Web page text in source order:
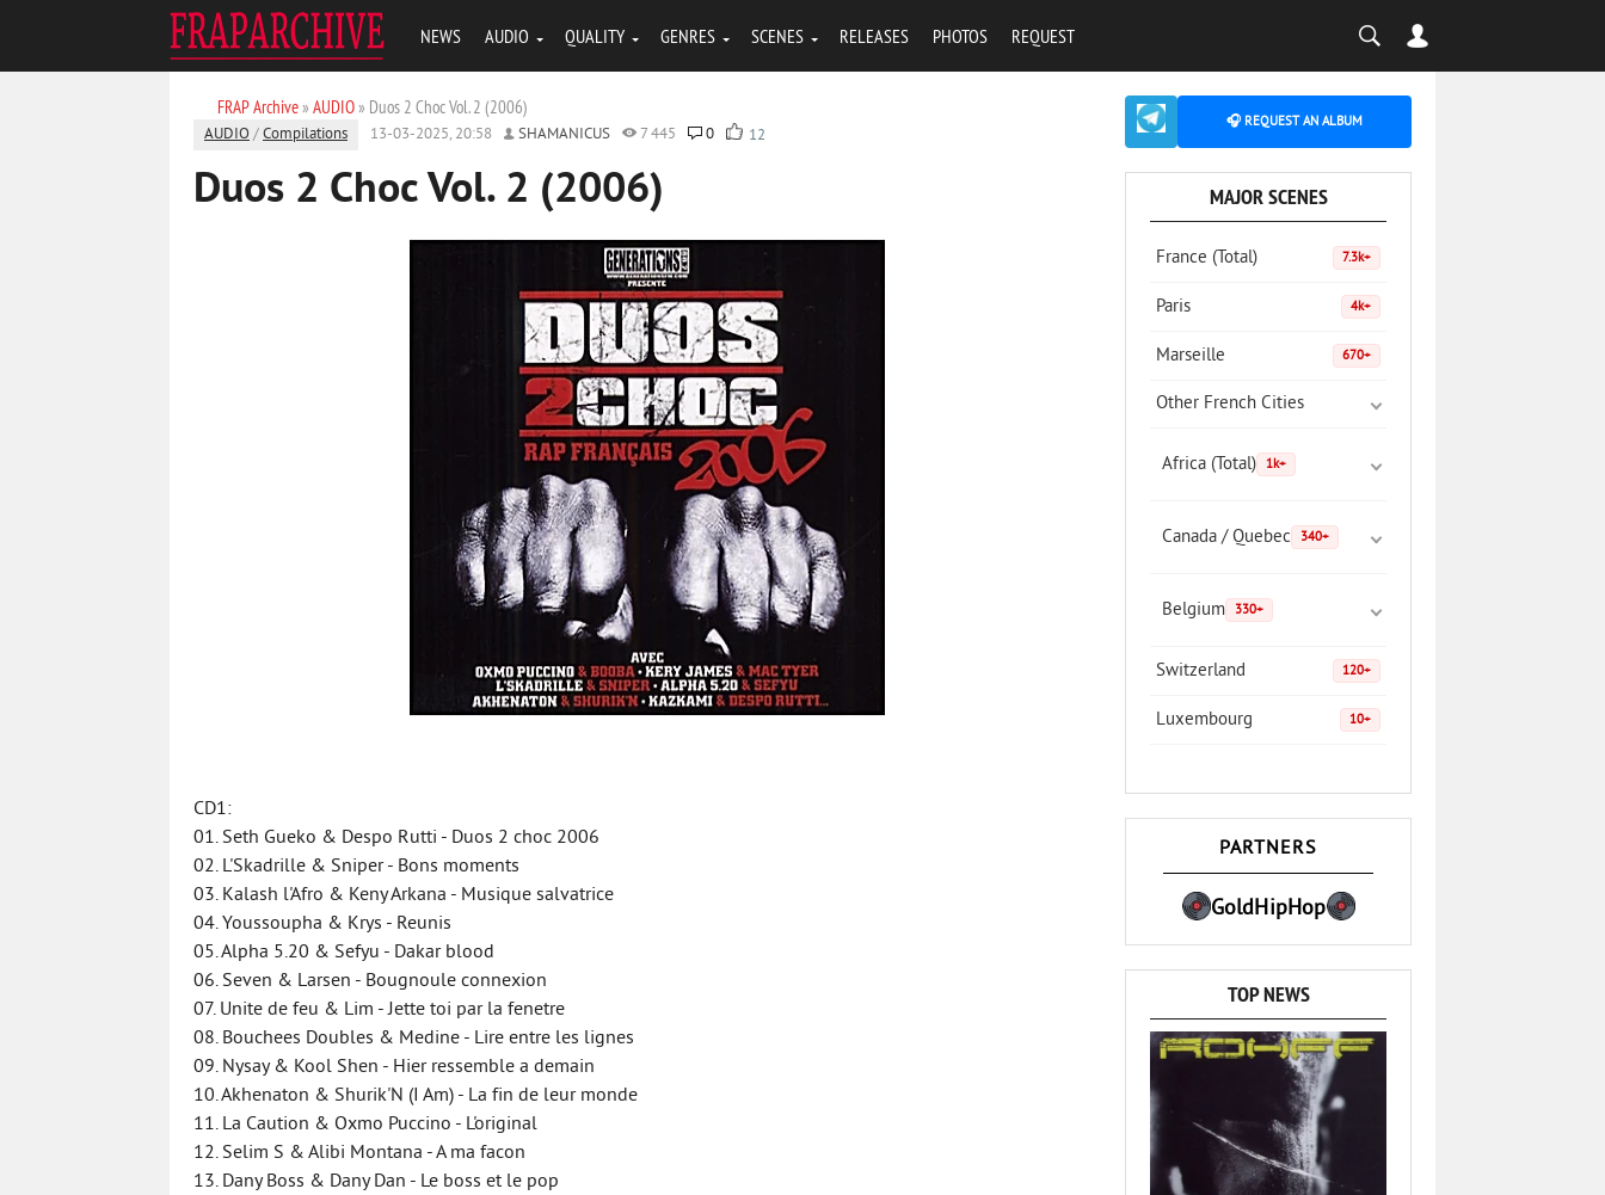
NEWS AUDIO QUALITY GENRES SCENES RELEASES PHOTOS REQUEST
FRAP Archive» AUDIO» Duos 2 Choc Vol. 2 (2006)
AUDIO /Compilations 13-03-2025, 20:58 SHAMANICUS 7 445 0 12
Duos 2 Choc Vol. 2 (2006)
CD1:
01. Seth Gueko & Despo Rutti - Duos 2 choc 2006
02. L'Skadrille & Sniper - Bons moments
03. Kalash l'Afro & Keny Arkana - Musique salvatrice
04. Youssoupha & Krys - Reunis
05. Alpha 5.20 & Sefyu - Dakar blood
06. Seven & Larsen - Bougnoule connexion
07. Unite de feu & Lim - Jette toi par la fenetre
08. Bouchees Doubles & Medine - Lire entre les lignes
09. Nysay & Kool Shen - Hier ressemble a demain
10. Akhenaton & Shurik'N (I Am) - La fin de leur monde
11. La Caution & Oxmo Puccino - L'original
12. Selim S & Alibi Montana - A ma facon
13. Dany Boss & Dany Dan - Le boss et le pop
🎧 REQUEST AN ALBUM
MAJOR SCENES
France (Total) 7.3k+
Paris 4k+
Marseille 670+
Other French Cities
Africa (Total) 1k+
Canada / Quebec 340+
Belgium 330+
Switzerland 120+
Luxembourg 10+
PARTNERS
GoldHipHop
TOP NEWS